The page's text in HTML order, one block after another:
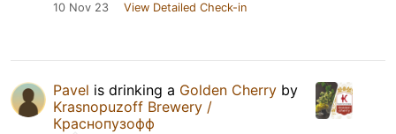
10 Nov 23 View Detailed Check-in
Pavel is drinking a Golden Cherry by
Krasnopuzoff Brewery /
Краснопузофф